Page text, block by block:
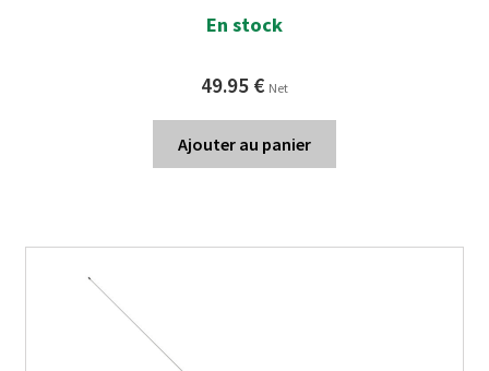
En stock
49.95 € Net
Ajouter au panier